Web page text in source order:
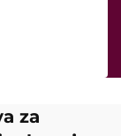
za